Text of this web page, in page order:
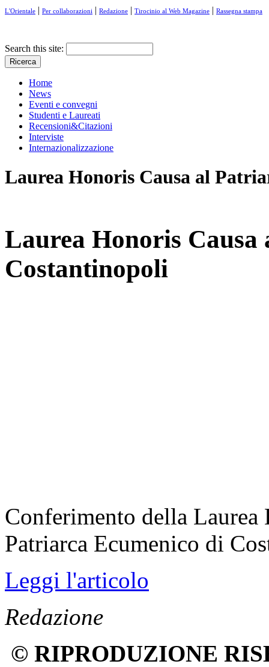
L'Orientale | Per collaborazioni | Redazione | Tirocinio al Web Magazine | Rassegna stampa
Search this site:
Home
News
Eventi e convegni
Studenti e Laureati
Recensioni&Citazioni
Interviste
Internazionalizzazione
Laurea Honoris Causa al
Laurea Honoris
Costantinopoli
Conferimento della Laurea
Patriarca Ecumenico di
Leggi l'articolo
Redazione
© RIPRODUZIONE